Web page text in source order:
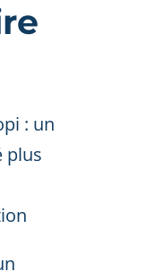
: un
plus